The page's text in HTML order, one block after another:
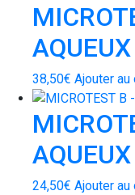
AQUEUX
38,50€ Ajouter au
24,50€ Ajouter au